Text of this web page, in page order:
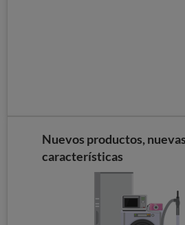
Nuevos productos, nuevas
características